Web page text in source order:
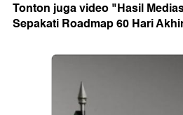
Tonton juga video "Hasil
Sepakati Roadmap 60 Hari